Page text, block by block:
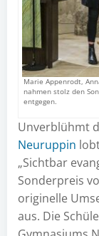
Marie Appenrodt,
nahmen stolz den
entgegen.
Unverblühmt
Neuruppin
„Sichtbar
Sonderpreis
originelle
aus. Die